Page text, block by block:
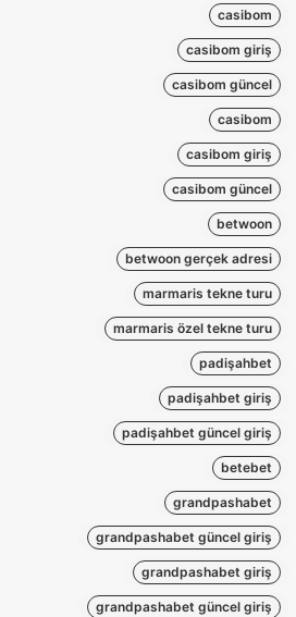
casibom
casibom giriş
casibom güncel
casibom
casibom giriş
casibom güncel
betwoon
betwoon gerçek adresi
marmaris tekne turu
marmaris özel tekne turu
padişahbet
padişahbet giriş
padişahbet güncel giriş
betebet
grandpashabet
grandpashabet güncel giriş
grandpashabet giriş
grandpashabet güncel giriş